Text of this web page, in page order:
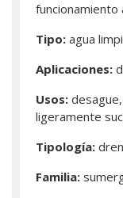
funcionamiento
Tipo: agua
Aplicaciones:
Usos:
ligeramente
Tipología:
Familia: